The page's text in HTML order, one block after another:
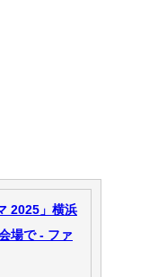
2025」横浜
場で - ファ